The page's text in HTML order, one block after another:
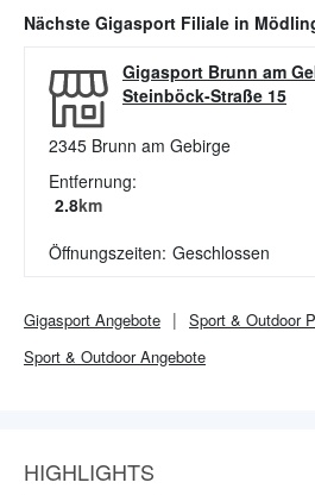
Nächste Gigasport Filiale in
Gigasport Brunn am
Steinböck-Straße 15
2345 Brunn am Gebirge
Entfernung:
2.8km
Öffnungszeiten: Geschlossen
Gigasport Angebote Sport & Outdoor
Sport & OutdoorAngebote
HIGHLIGHTS